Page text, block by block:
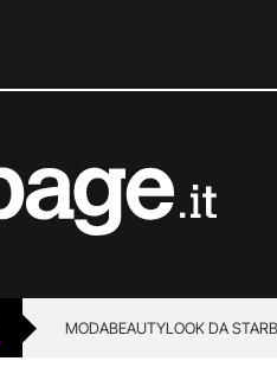
MODABEAUTYLOOK DA STAR